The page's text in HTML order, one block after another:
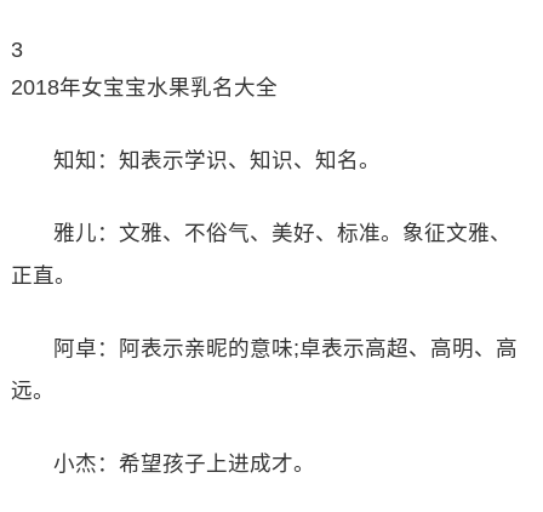
3
2018年女宝宝水果乳名大全
知知：知表示学识、知识、知名。
雅儿：文雅、不俗气、美好、标准。象征文雅、
正直。
阿卓：阿表示亲昵的意味;卓表示高超、高明、高
远。
小杰：希望孩子上进成才。